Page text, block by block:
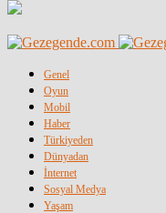
Genel
Oyun
Mobil
Haber
Türkiyeden
Dünyadan
İnternet
Sosyal Medya
Yaşam